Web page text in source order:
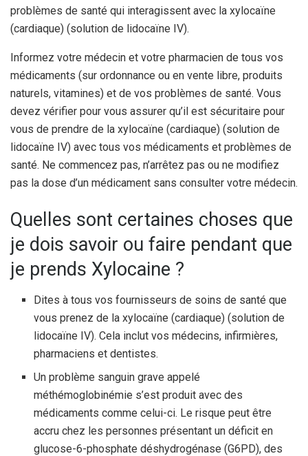
problèmes de santé qui interagissent avec la xylocaïne
(cardiaque) (solution de lidocaïne IV).
Informez votre médecin et votre pharmacien de tous vos
médicaments (sur ordonnance ou en vente libre, produits
naturels, vitamines) et de vos problèmes de santé. Vous
devez vérifier pour vous assurer qu’il est sécuritaire pour
vous de prendre de la xylocaïne (cardiaque) (solution de
lidocaïne IV) avec tous vos médicaments et problèmes de
santé. Ne commencez pas, n’arrêtez pas ou ne modifiez
pas la dose d’un médicament sans consulter votre médecin.
Quelles sont certaines choses que
je dois savoir ou faire pendant que
je prends Xylocaine ?
Dites à tous vos fournisseurs de soins de santé que
vous prenez de la xylocaïne (cardiaque) (solution de
lidocaïne IV). Cela inclut vos médecins, infirmières,
pharmaciens et dentistes.
Un problème sanguin grave appelé
méthémoglobinémie s’est produit avec des
médicaments comme celui-ci. Le risque peut être
accru chez les personnes présentant un déficit en
glucose-6-phosphate déshydrogénase (G6PD), des